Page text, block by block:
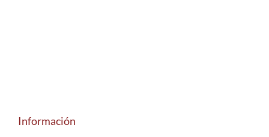
Información